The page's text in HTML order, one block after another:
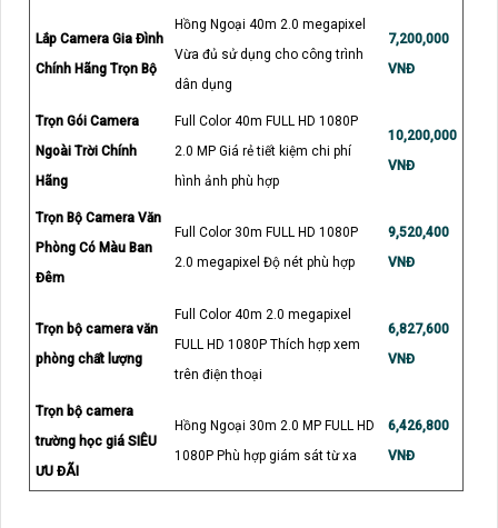
Lắp Camera Gia Đình
Chính Hãng Trọn Bộ
Hồng Ngoại 40m 2.0 megapixel
Vừa đủ sử dụng cho công trình
dân dụng
7,200,000
VNĐ
Trọn Gói Camera
Ngoài Trời Chính
Hãng
Full Color 40m FULL HD 1080P
2.0 MP Giá rẻ tiết kiệm chi phí
hình ảnh phù hợp
10,200,000
VNĐ
Trọn Bộ Camera Văn
Phòng Có Màu Ban
Đêm
Full Color 30m FULL HD 1080P
2.0 megapixel Độ nét phù hợp
9,520,400
VNĐ
Trọn bộ camera văn
phòng chất lượng
Full Color 40m 2.0 megapixel
FULL HD 1080P Thích hợp xem
trên điện thoại
6,827,600
VNĐ
Trọn bộ camera
trường học giá SIÊU
ƯU ĐÃI
Hồng Ngoại 30m 2.0 MP FULL HD
1080P Phù hợp giám sát từ xa
6,426,800
VNĐ